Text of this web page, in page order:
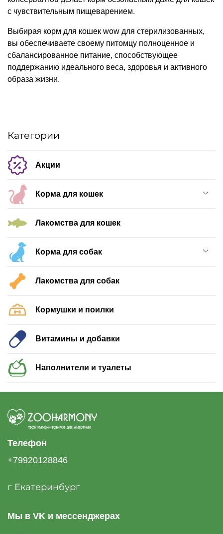
с чувствительным пищеварением.
Выбирая корм для кошек wow для стерилизованных,
вы обеспечиваете своему питомцу полноценное и
сбалансированное питание, способствующее
поддержанию идеального веса, здоровья и активного
образа жизни.
Категории
Акции
Корма для кошек
Лакомства для кошек
Корма для собак
Лакомства для собак
Кормушки и поилки
Витамины и добавки
Наполнители и туалеты
Телефон
+79920128846
г Екатеринбург
Мы в VK и мессенджерах